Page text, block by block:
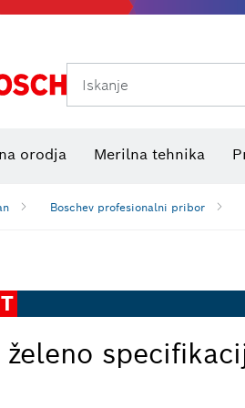
Iskanje
orodja Merilna tehnika
Boschev profesionalni pribor
želeno